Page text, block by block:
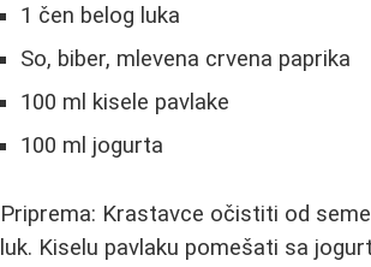
1 čen belog luka
So, biber, mlevena crvena paprika
100 ml kisele pavlake
100 ml jogurta
Priprema: Krastavce očistiti od
luk. Kiselu pavlaku pomešati sa